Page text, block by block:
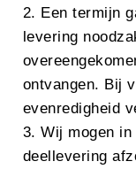
2. Een termijn
levering
ontvangen. Bij
evenredigheid
3. Wij mogen
deellevering